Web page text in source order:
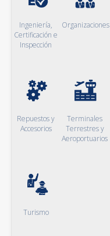
Ingeniería,
Certificación e
Inspección
Organizaciones
Repuestos y
Accesorios
Terminales
Terrestres y
Aeroportuarios
Turismo